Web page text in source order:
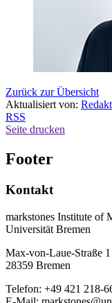
Zurück zur Übersicht
Aktualisiert von:
RSS
Seite drucken
Footer
Kontakt
markstones Institute of
Universität Bremen
Max-von-Laue-Straße 1
28359 Bremen
Telefon: +49 421 218-